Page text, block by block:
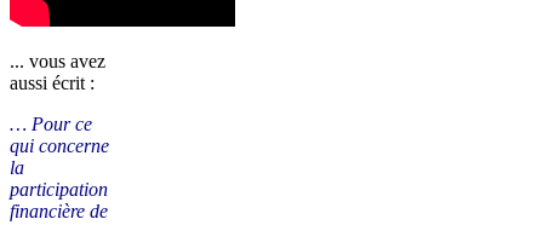
... vous avez
aussi écrit :
… Pour ce
qui concerne
la
participation
financière de